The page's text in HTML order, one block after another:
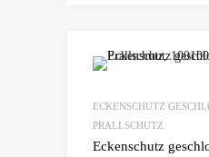
ECKENSCHUTZ
PRALLSCHUTZ
Eckenschutz